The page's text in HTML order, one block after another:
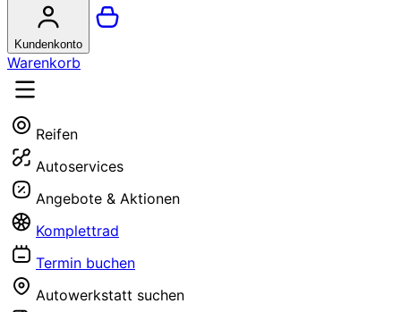
Kundenkonto
Warenkorb
Reifen
Autoservices
Angebote & Aktionen
Komplettrad
Termin buchen
Autowerkstatt suchen